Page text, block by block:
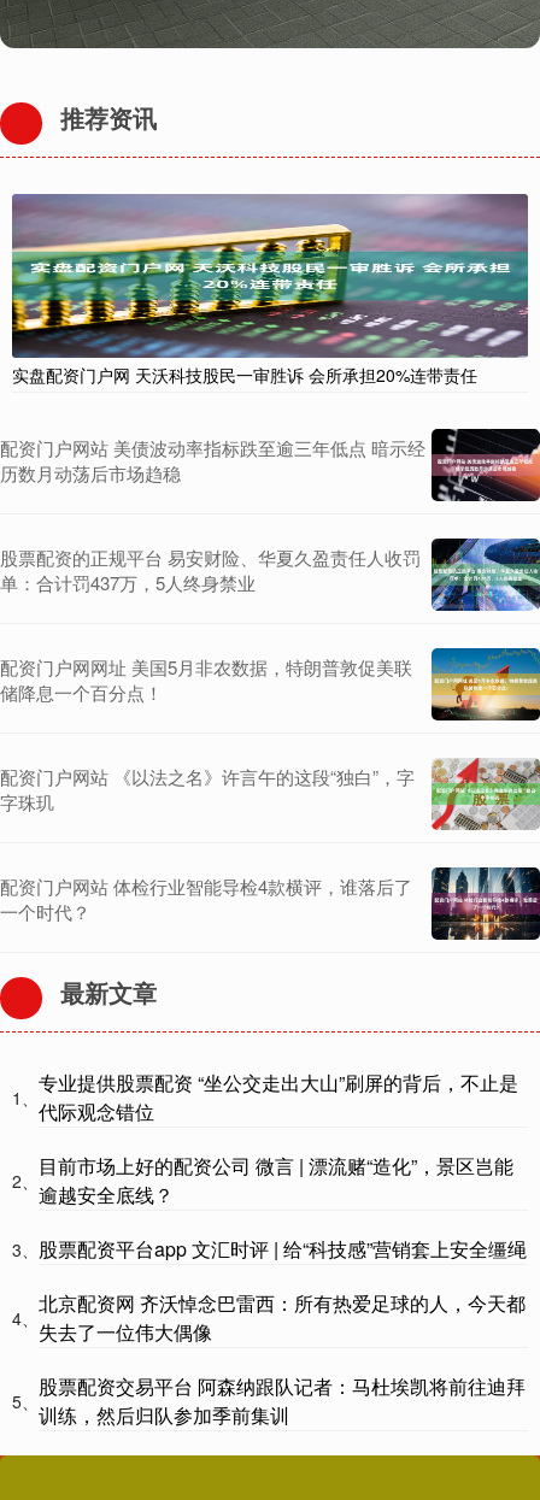
推荐资讯
实盘配资门户网 天沃科技股民一审胜诉 会所承担20%连带责任
配资门户网站 美债波动率指标跌至逾三年低点 暗示经
历数月动荡后市场趋稳
股票配资的正规平台 易安财险、华夏久盈责任人收罚
单：合计罚437万，5人终身禁业
配资门户网网址 美国5月非农数据，特朗普敦促美联
储降息一个百分点！
配资门户网站 《以法之名》许言午的这段“独白”，字
字珠玑
配资门户网站 体检行业智能导检4款横评，谁落后了
一个时代？
最新文章
1、
专业提供股票配资 “坐公交走出大山”刷屏的背后，不止是
代际观念错位
2、
目前市场上好的配资公司 微言 | 漂流赌“造化”，景区岂能
逾越安全底线？
3、 股票配资平台app 文汇时评 | 给“科技感”营销套上安全缰绳
4、
北京配资网 齐沃悼念巴雷西：所有热爱足球的人，今天都
失去了一位伟大偶像
5、
股票配资交易平台 阿森纳跟队记者：马杜埃凯将前往迪拜
训练，然后归队参加季前集训